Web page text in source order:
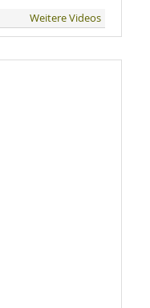
Weitere Videos